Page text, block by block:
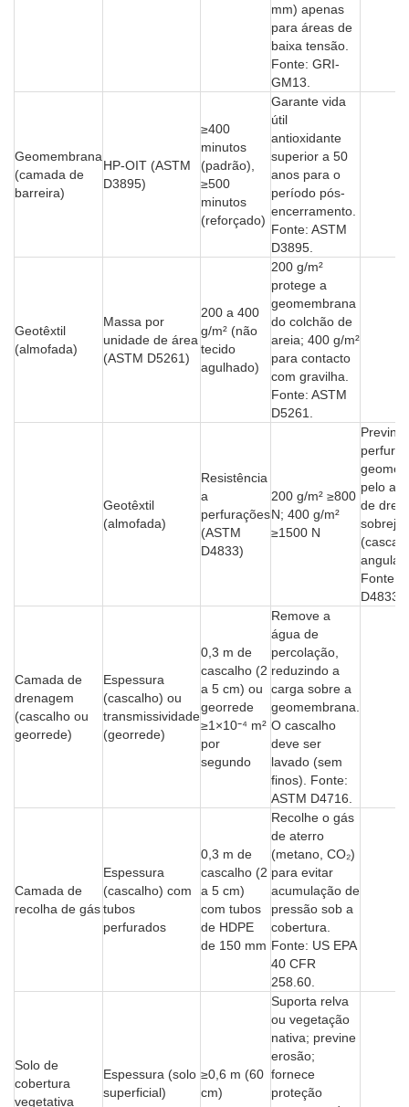
mm) apenas
para áreas de
baixa tensão.
Fonte: GRI-
GM13.
Geomembrana
(camada de
barreira)
HP-OIT (ASTM
D3895)
≥400
minutos
(padrão),
≥500
minutos
(reforçado)
Garante vida
útil
antioxidante
superior a 50
anos para o
período pós-
encerramento.
Fonte: ASTM
D3895.
Geotêxtil
(almofada)
Massa por
unidade de área
(ASTM D5261)
200 a 400
g/m² (não
tecido
agulhado)
200 g/m²
protege a
geomembrana
do colchão de
areia; 400 g/m²
para contacto
com gravilha.
Fonte: ASTM
D5261.
Geotêxtil
(almofada)
Resistência
a
perfurações
(ASTM
D4833)
200 g/m² ≥800
N; 400 g/m²
≥1500 N
Previne
pelo
de
Fonte:
D4833.
Camada de
drenagem
(cascalho ou
georrede)
Espessura
(cascalho) ou
transmissividade
(georrede)
0,3 m de
cascalho (2
a 5 cm) ou
georrede
≥1×10⁻⁴ m²
por
segundo
Remove a
água de
percolação,
reduzindo a
carga sobre a
geomembrana.
O cascalho
deve ser
lavado (sem
finos). Fonte:
ASTM D4716.
Camada de
recolha de gás
Espessura
(cascalho) com
tubos
perfurados
0,3 m de
cascalho (2
a 5 cm)
com tubos
de HDPE
de 150 mm
Recolhe o gás
de aterro
(metano, CO₂)
para evitar
acumulação de
pressão sob a
cobertura.
Fonte: US EPA
40 CFR
258.60.
Solo de
cobertura
vegetativa
Espessura (solo
superficial)
≥0,6 m (60
cm)
Suporta relva
ou vegetação
nativa; previne
erosão;
fornece
proteção